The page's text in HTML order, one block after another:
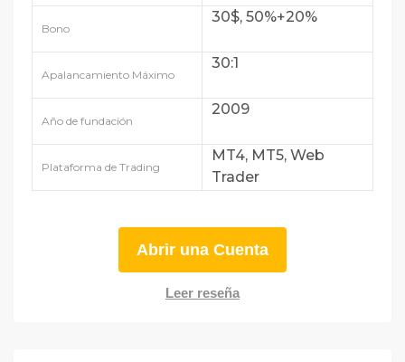
Bono
30$, 50%+20%
Apalancamiento Máximo
30:1
Año de fundación
2009
Plataforma de Trading
MT4, MT5, Web
Trader
Abrir una Cuenta
Leer reseña